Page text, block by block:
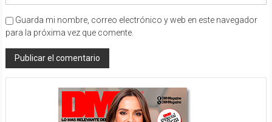
Guarda mi nombre, correo electrónico y web en este navegador
para la próxima vez que comente.